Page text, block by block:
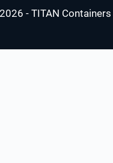
- TITAN Containers